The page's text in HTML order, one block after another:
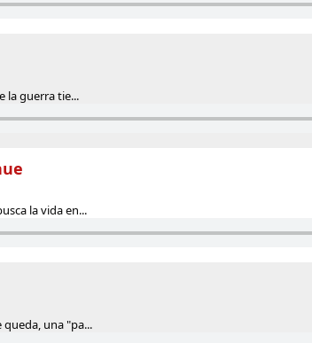
la guerra tie...
la vida en...
una "pa...